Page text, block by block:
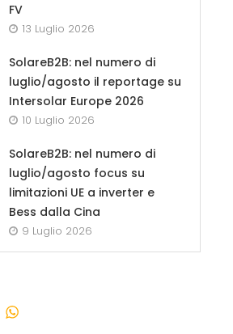
FV
13 Luglio 2026
SolareB2B: nel numero di
luglio/agosto il reportage su
Intersolar Europe 2026
10 Luglio 2026
SolareB2B: nel numero di
luglio/agosto focus su
limitazioni UE a inverter e
Bess dalla Cina
9 Luglio 2026
Email